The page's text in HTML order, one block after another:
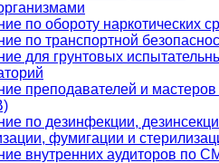
по обороту наркотических
по транспортной
для грунтовых
преподавателей и
по дезинфекции,
фумигации и
внутренних аудиторов по